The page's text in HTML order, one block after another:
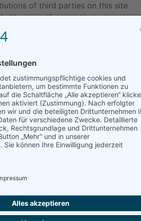
of third parties on this site
However, if you notice any
law, please inform us. Such
immediately.
Rechte vorbehalten